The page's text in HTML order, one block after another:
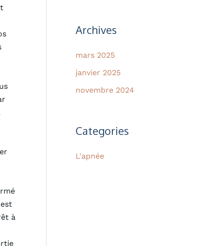
à
Archives
mars 2025
janvier 2025
novembre 2024
Categories
L'apnée